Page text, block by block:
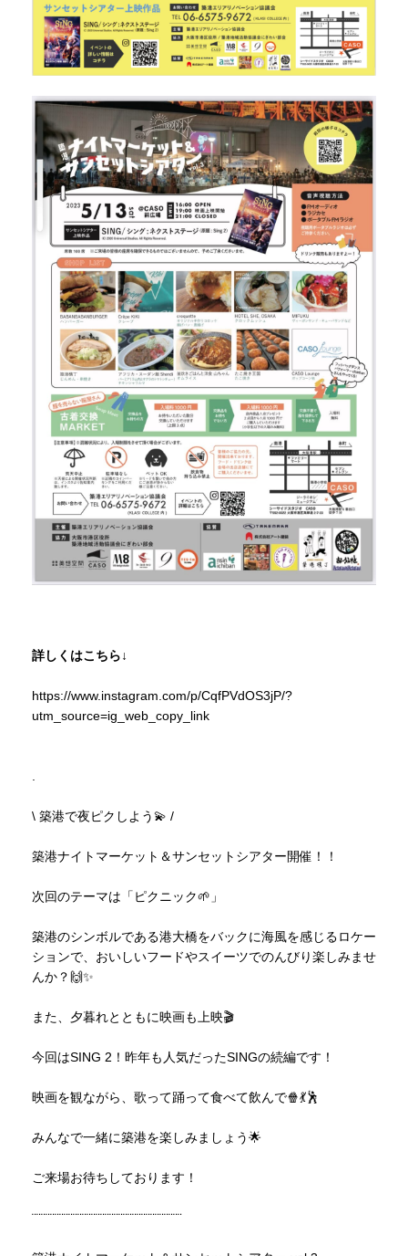
詳しくはこちら↓
https://www.instagram.com/p/CqfPVdOS3jP/?
utm_source=ig_web_copy_link
\ 築港で夜ピクしよう💫 /
築港ナイトマーケット＆サンセットシアター開催！！
次回のテーマは「ピクニック🌱」
築港のシンボルである港大橋をバックに海風を感じるロケー
ションで、おいしいフードやスイーツでのんびり楽しみませ
んか？🙌✨
また、夕暮れとともに映画も上映🎬
今回はSING 2！昨年も人気だったSINGの続編です！
映画を観ながら、歌って踊って食べて飲んで🍿💃🕺
みんなで一緒に築港を楽しみましょう🌟
ご来場お待ちしております！
¨¨¨¨¨¨¨¨¨¨¨¨¨¨¨¨¨¨¨¨¨¨¨¨¨¨¨¨¨¨¨¨¨